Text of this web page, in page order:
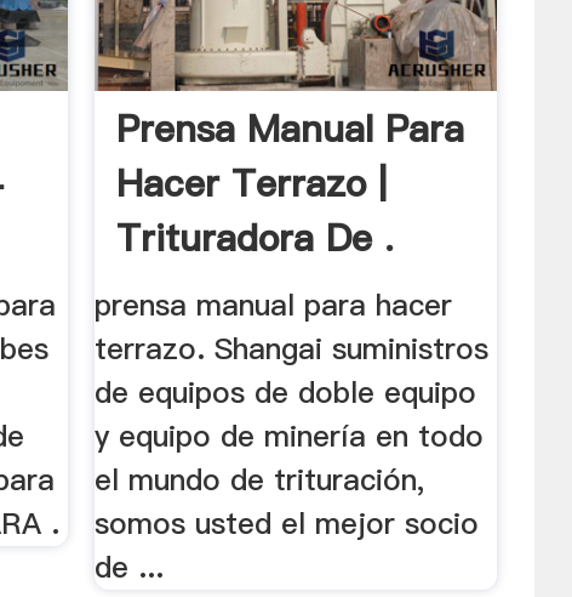
.
Prensa Manual Para
Hacer Terrazo |
Trituradora De .
prensa manual para hacer
terrazo. Shangai suministros
de equipos de doble equipo
y equipo de minería en todo
el mundo de trituración,
somos usted el mejor socio
de ...